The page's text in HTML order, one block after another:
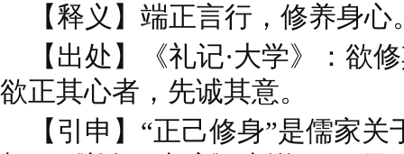
【释义】端正言行，修养身心
【出处】《礼记·大学》：欲
欲正其心者，先诚其意。
【引申】“正己修身”是儒家关